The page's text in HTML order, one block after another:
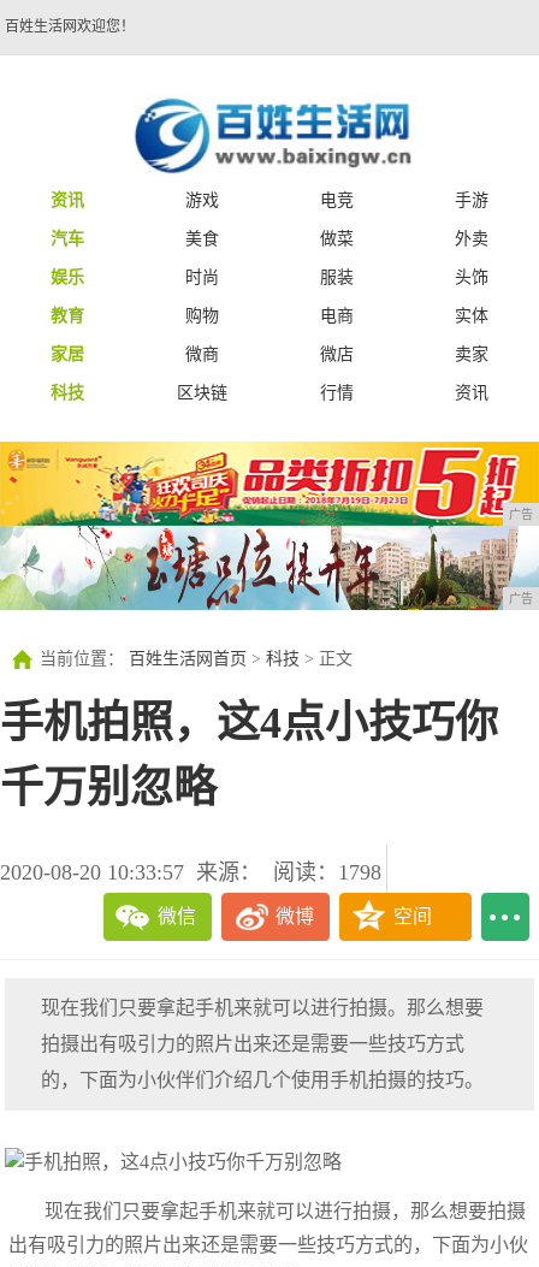
百姓生活网欢迎您！
资讯 游戏 电竞
手游
汽车
美食 做菜
外卖
娱乐
时尚 服装
头饰
教育
购物 电商
实体
家居
微商 微店
卖家
科技
区块链 行情 资讯
广告
广告
当前位置： 百姓生活网首页 > 科技 > 正文
手机拍照，这4点小技巧你
千万别忽略
2020-08-20 10:33:57 来源： 阅读：1798
微信 微博 空间
现在我们只要拿起手机来就可以进行拍摄。那么想要
拍摄出有吸引力的照片出来还是需要一些技巧方式
的，下面为小伙伴们介绍几个使用手机拍摄的技巧。
现在我们只要拿起手机来就可以进行拍摄，那么想要拍摄
出有吸引力的照片出来还是需要一些技巧方式的，下面为小伙